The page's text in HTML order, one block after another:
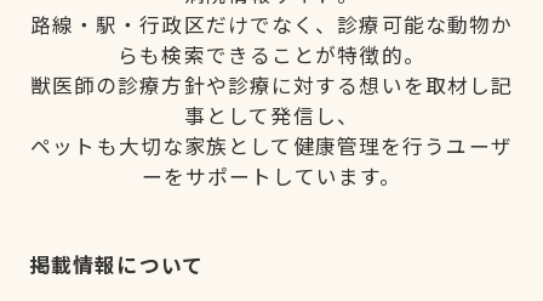
路線・駅・行政区だけでなく、診療可能な動物か
らも検索できることが特徴的。
獣医師の診療方針や診療に対する想いを取材し記
事として発信し、
ペットも大切な家族として健康管理を行うユーザ
ーをサポートしています。
掲載情報について